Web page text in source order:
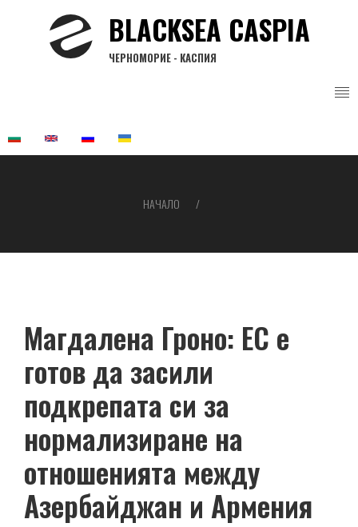
BLACKSEA CASPIA
ЧЕРНОМОРИЕ - КАСПИЯ
НАЧАЛО
Магдалена Гроно: ЕС е
готов да засили
подкрепата си за
нормализиране на
отношенията между
Азербайджан и Армения